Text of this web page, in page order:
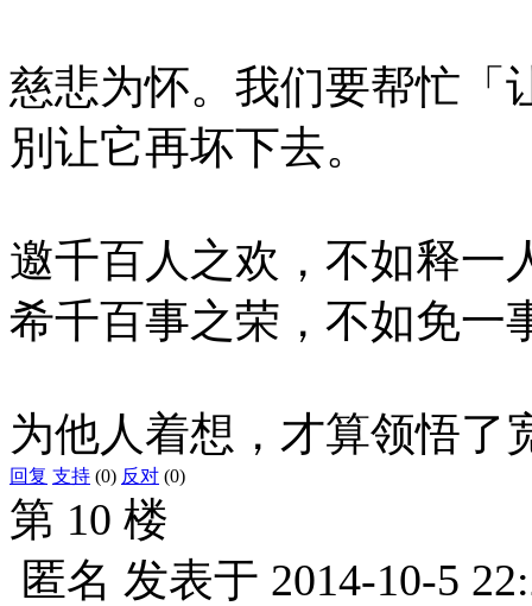
慈悲为怀。我们要帮忙「
別让它再坏下去。
邀千百人之欢，不如释一
希千百事之荣，不如免一
为他人着想，才算领悟了
回复 支持 (0) 反对 (0)
第 10 楼
匿名 发表于 2014-10-5